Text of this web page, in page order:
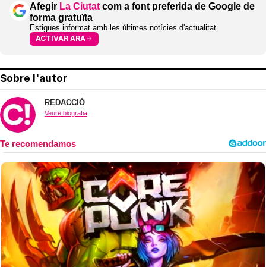
Afegir La Ciutat com a font preferida de Google de
forma gratuïta
Estigues informat amb les últimes notícies d'actualitat
ACTIVAR ARA
Sobre l'autor
REDACCIÓ
Veure biografia